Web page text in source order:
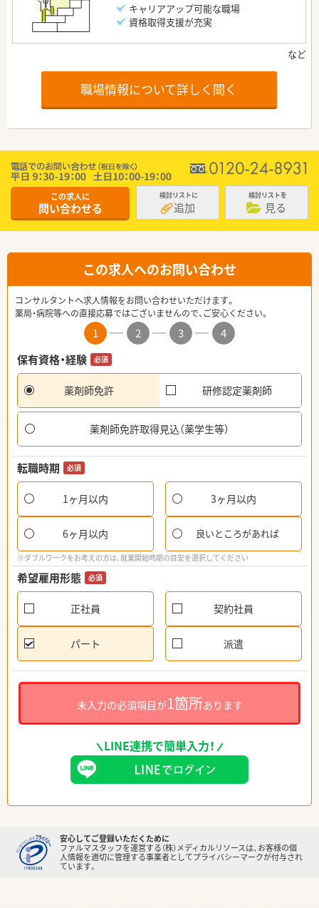
キャリアアップ可能な職場
資格取得支援が充実
職場情報について詳しく聞く
この求人に
問い合わせる
検討リストに
追加
検討リストを
見る
この求人へのお問い合わせ
コンサルタントへ求人情報をお問い合わせいただけます。
薬局・病院等への直接応募ではございませんので、ご安心ください。
1 2 3
4
保有資格・経験
必須
薬剤師免許 研修認定薬剤師
薬剤師免許取得見込（薬学生等）
転職時期 必須
1ヶ月以内 3ヶ月以内
6ヶ月以内 良いところがあれば
※ダブルワークをお考えの方は、就業開始時期の目安を選択してください
希望雇用形態 必須
正社員 契約社員
パート 派遣
未入力の必須項目が1箇所あります
LINE連携で簡単入力！
安心してご登録いただくために
ファルマスタッフを運営する（株）メディカルリソースは、お客様の個
人情報を適切に管理する事業者としてプライバシーマークが付与され
ています。